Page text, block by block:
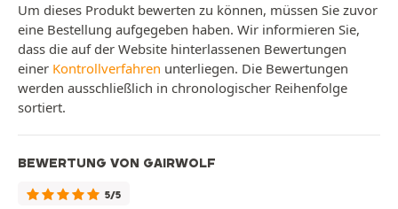
Um dieses Produkt bewerten zu können, müssen Sie zuvor
eine Bestellung aufgegeben haben. Wir informieren Sie,
dass die auf der Website hinterlassenen Bewertungen
einer Kontrollverfahren unterliegen. Die Bewertungen
werden ausschließlich in chronologischer Reihenfolge
sortiert.
BEWERTUNG VON GAIRWOLF
5/5